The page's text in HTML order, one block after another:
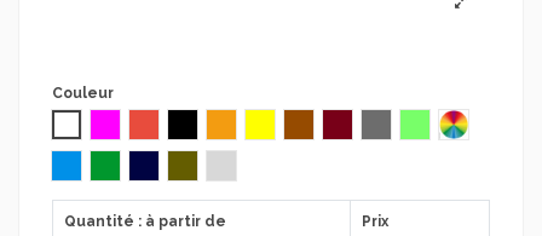
Couleur
vert pomme
ASSORTIS
Quantité : à partir de Prix